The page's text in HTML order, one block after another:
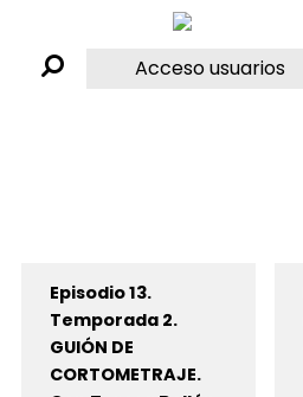
Acceso usuarios
Episodio 13.
Temporada 2.
GUIÓN DE
CORTOMETRAJE.